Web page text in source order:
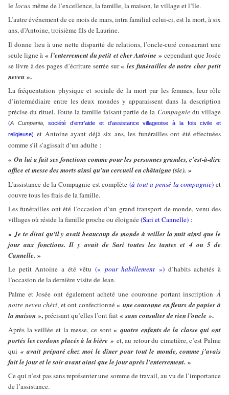
le locus même de l’excellence, la famille, la maison, le village et l’île.
L’autre événement de ce mois de mars, intra familial celui-ci, est la mort, à six
ans, d’Antoine, troisième fils de Laurine.
Il donne lieu à une nette disparité de relations, l’oncle-curé consacrant une
seule ligne à « l’enterrement du petit et cher Antoine » cependant que Josée
se livre à des pages d’écriture serrée sur«les funérailles de notre cher petit
neveu ».
La fréquentation physique et sociale de la mort par les femmes, leur rôle
d’intermédiaire entre les deux mondes y apparaissent dans la description
précise du rituel. Toute la famille faisant partie de la Compagnie du village
(A Cumpania,société d’entr’aide et d’assistance villageoise à la fois civile et
religieuse)
et Antoine ayant déjà six ans, les funérailles ont été effectuées
comme s’il s’agissait d’un adulte :
«On lui a fait ses fonctions comme pour les personnes grandes, c’est-à-dire
office et messe des morts ainsi qu’un cercueil en châtaigne (sic). »
L’assistance de la Compagnie est complète (à tout a pensé la compagnie) et
couvre tous les frais de la famille.
Les funérailles ont été l’occasion d’un grand transport de monde, venu des
villages où réside la famille proche ou éloignée(Sari et Cannelle) :
«Je te dirai qu’il y avait beaucoup de monde à veiller la nuit ainsi que le
jour aux fonctions. Il y avait de Sari toutes les tantes et 4 ou 5 de
Cannelle. »
Le petit Antoine a été vêtu (« pour habillement ») d’habits achetés à
l’occasion de la dernière visite de Jean.
Palme et Josée ont également acheté une couronne portant inscription À
notre neveu chéri, et ont confectionné« une couronne en fleurs de papier à
la maison »,précisant qu’elles l’ont fait«sans consulter de rien l’oncle ».
Après la veillée et la messe, ce sont«quatre enfants de la classe qui ont
portés les cordons placés à la bière » et, au retour du cimetière, c’est Palme
qui « avait préparé chez moi le dîner pour tout le monde, comme j’avais
fait le jour et le soir avant ainsi que le jour après l’enterrement. »
Ce qui n’est pas sans représenter une somme de travail, au vu de l’importance
de l’assistance.